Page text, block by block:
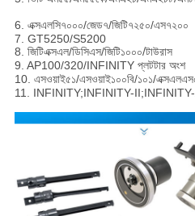
6. এক্সএলসি৭০০০/জেড৭/জিটি৭২৫০/এস৭২০০
7. GT5250/S5200
8. জিটিএক্সএল/ডিসিএস/জিটি১০০০/টাউরাস
9. AP100/320/INFINITY প্লটটার অংশ
10. এসওয়াই৫১/এসওয়াই১০০বি/১০১/
11. INFINITY;INFINITY-